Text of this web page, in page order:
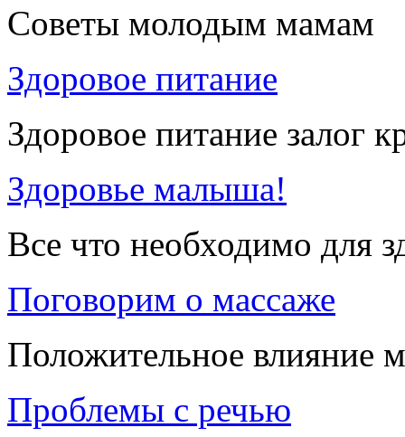
Советы молодым мамам
Здоровое питание
Здоровое питание залог
Здоровье малыша!
Все что необходимо для
Поговорим о массаже
Положительное влияние
Проблемы с речью